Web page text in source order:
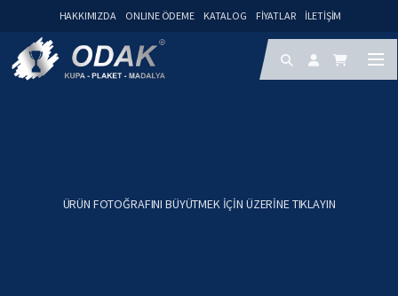
HAKKIMIZDA ONLINE ÖDEME KATALOG FIYATLAR İLETIŞIM
ÜRÜN FOTOĞRAFINI BÜYÜTMEK IÇIN ÜZERINE TIKLAYIN